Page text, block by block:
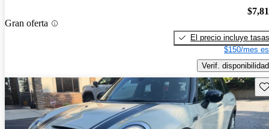
Gran oferta
El precio incluye tasas
$150/mes
Verif. disponibilidad